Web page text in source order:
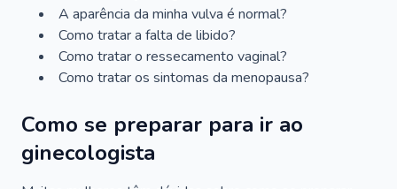
A aparência da minha vulva é normal?
Como tratar a falta de libido?
Como tratar o ressecamento vaginal?
Como tratar os sintomas da menopausa?
Como se preparar para ir ao
ginecologista